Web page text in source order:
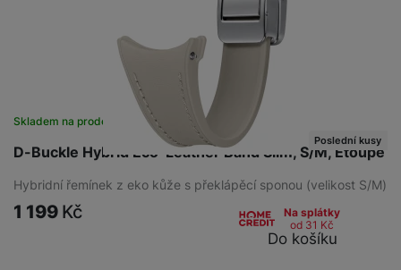
D-Buckle Hybrid Eco-Leather Band Slim, S/M, Etoupe
Skladem na prodejně na 1 prodejně
Poslední kusy
Hybridní řemínek z eko kůže s překlápěcí sponou (velikost S/M)
1 199 Kč
Na splátky
od 31 Kč
Do košíku